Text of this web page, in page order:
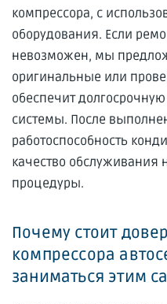
компрессора, с
оборудования. Если
невозможен, мы
оригинальные или
обеспечит
системы. После
работоспособность
качество
процедуры.
Почему стоит
компрессора
заниматься этим